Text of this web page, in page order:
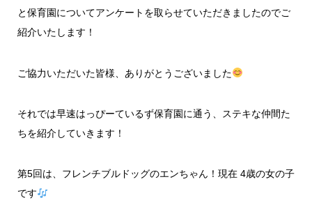
と保育園についてアンケートを取らせていただきましたのでご
紹介いたします！
ご協力いただいた皆様、ありがとうございました
それでは早速はっぴーているず保育園に通う、ステキな仲間た
ちを紹介していきます！
第5回は、フレンチブルドッグのエンちゃん！現在 4歳の女の子
です